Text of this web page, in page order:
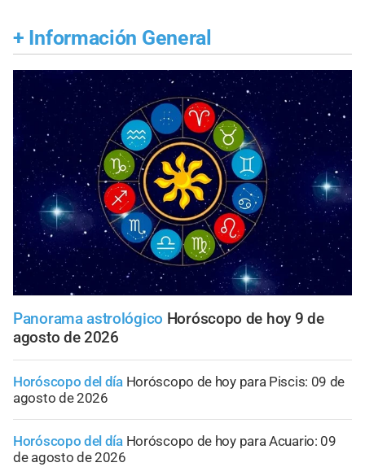
+ Información General
Panorama astrológico Horóscopo de hoy 9 de
agosto de 2026
Horóscopo del día Horóscopo de hoy para Piscis: 09 de
agosto de 2026
Horóscopo del día Horóscopo de hoy para Acuario: 09
de agosto de 2026